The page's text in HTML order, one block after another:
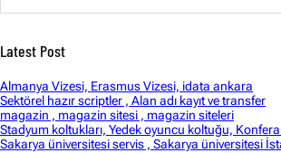
Latest Post
Almanya Vizesi, Erasmus Vizesi, idata ankara
Sektörel hazır scriptler , Alan adı kayıt ve transfer
magazin , magazin sitesi , magazin siteleri
Stadyum koltukları, Yedek oyuncu koltuğu,
Sakarya üniversitesi servis , Sakarya üniversitesi